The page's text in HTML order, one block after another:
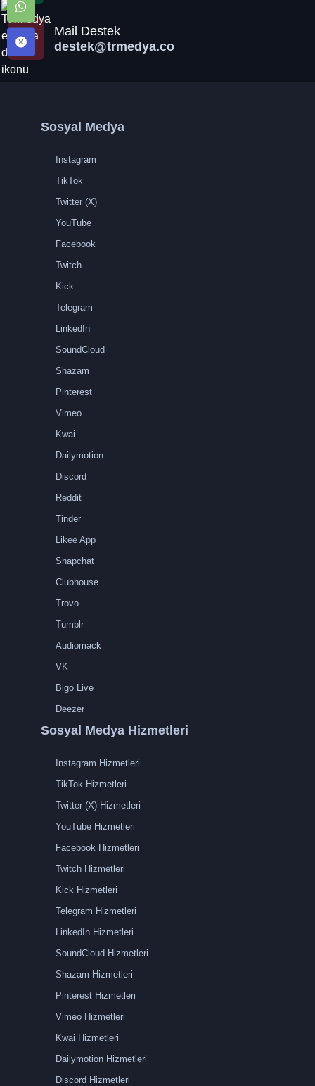
Mail Destek
destek@trmedya.co
Sosyal Medya
Instagram
TikTok
Twitter (X)
YouTube
Facebook
Twitch
Kick
Telegram
LinkedIn
SoundCloud
Shazam
Pinterest
Vimeo
Kwai
Dailymotion
Discord
Reddit
Tinder
Likee App
Snapchat
Clubhouse
Trovo
Tumblr
Audiomack
VK
Bigo Live
Deezer
Sosyal Medya Hizmetleri
Instagram Hizmetleri
TikTok Hizmetleri
Twitter (X) Hizmetleri
YouTube Hizmetleri
Facebook Hizmetleri
Twitch Hizmetleri
Kick Hizmetleri
Telegram Hizmetleri
LinkedIn Hizmetleri
SoundCloud Hizmetleri
Shazam Hizmetleri
Pinterest Hizmetleri
Vimeo Hizmetleri
Kwai Hizmetleri
Dailymotion Hizmetleri
Discord Hizmetleri